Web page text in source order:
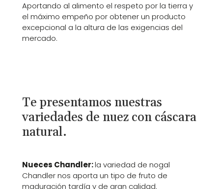
Aportando al alimento el respeto por la tierra y
el máximo empeño por obtener un producto
excepcional a la altura de las exigencias del
mercado.
Te presentamos nuestras
variedades de nuez con cáscara
natural.
Nueces Chandler:la variedad de nogal
Chandler nos aporta un tipo de fruto de
maduración tardía y de gran calidad.